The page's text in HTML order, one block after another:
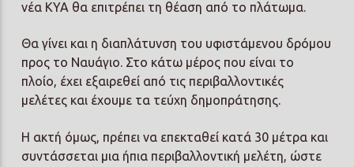
νέα ΚΥΑ θα επιτρέπει τη θέαση από το πλάτωμα.
Θα γίνει και η διαπλάτυνση του υφιστάμενου δρόμου
προς το Ναυάγιο. Στο κάτω μέρος που είναι το
πλοίο, έχει εξαιρεθεί από τις περιβαλλοντικές
μελέτες και έχουμε τα τεύχη δημοπράτησης.
Η ακτή όμως, πρέπει να επεκταθεί κατά 30 μέτρα και
συντάσσεται μια ήπια περιβαλλοντική μελέτη, ώστε